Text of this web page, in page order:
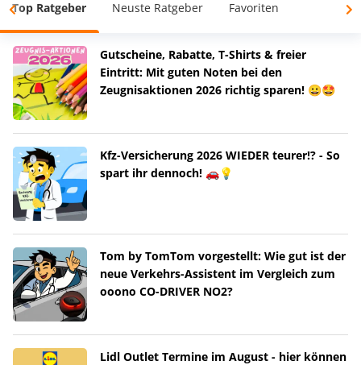
Top Ratgeber Neuste Ratgeber Favoriten
Gutscheine, Rabatte, T-Shirts & freier
Eintritt: Mit guten Noten bei den
Zeugnisaktionen 2026 richtig sparen! 😀🤩
Kfz-Versicherung 2026 WIEDER teurer!? - So
spart ihr dennoch! 🚗💡
Tom by TomTom vorgestellt: Wie gut ist der
neue Verkehrs-Assistent im Vergleich zum
ooono CO-DRIVER NO2?
Lidl Outlet Termine im August - hier können